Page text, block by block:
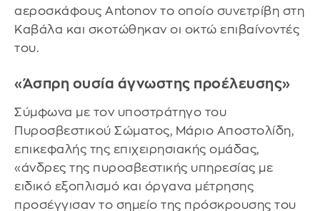
αεροσκάφους Antonov το οποίο συνετρίβη στη
Καβάλα και σκοτώθηκαν οι οκτώ επιβαίνοντές
του.
«Άσπρη ουσία άγνωστης προέλευσης»
Σύμφωνα με τον υποστράτηγο του
Πυροσβεστικού Σώματος, Μάριο Αποστολίδη,
επικεφαλής της επιχειρησιακής ομάδας,
«άνδρες της πυροσβεστικής υπηρεσίας με
ειδικό εξοπλισμό και όργανα μέτρησης
προσέγγισαν το σημείο της πρόσκρουσης του